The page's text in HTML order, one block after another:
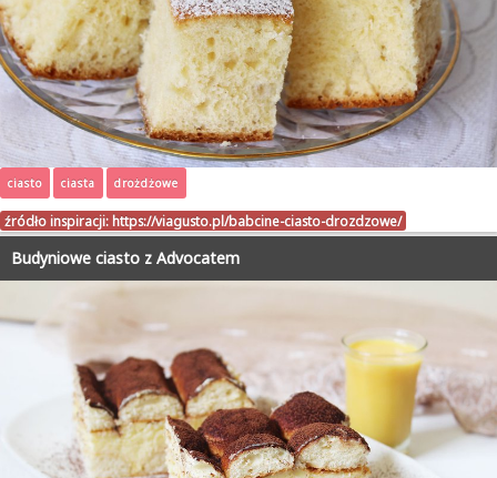
ciasto ciasta drożdżowe
źródło inspiracji: https://viagusto.pl/babcine-ciasto-drozdzowe/
Budyniowe ciasto z Advocatem